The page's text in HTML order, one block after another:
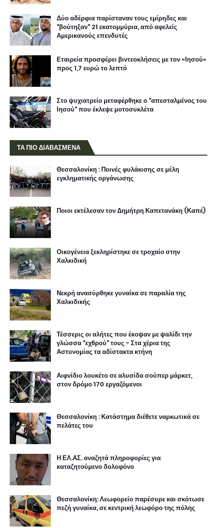
Δύο αδέρφια παρίσταναν τους εμίρηδες και
"βούτηξαν" 21 εκατομμύρια, από αφελείς
Αμερικανούς επενδυτές
Εταιρεία προσφέρει βιντεοκλήσεις με τον «Ιησού»
προς 1,7 ευρώ το λεπτό
Στο ψυχιατρείο μεταφέρθηκε ο "απεσταλμένος του
Ιησού" που έκλεψε μοτοσυκλέτα
ΤΑ ΠΙΟ ΔΙΑΒΑΣΜΕΝΑ
Θεσσαλονίκη : Ποινές φυλάκισης σε μέλη
εγκληματικής οργάνωσης
Ποιοι εκτέλεσαν τον Δημήτρη Καπετανάκη (Καπέ)
Οικογένεια ξεκληρίστηκε σε τροχαίο στην
Χαλκιδική
Νεκρή ανασύρθηκε γυναίκα σε παραλία της
Χαλκιδικής
Τέσσερις οι αλήτες που έκοψαν με ψαλίδι την
γλώσσα "εχθρού" τους - Στα χέρια της
Αστυνομίας τα αδίστακτα κτήνη
Αιφνίδιο λουκέτο σε αλυσίδα σούπερ μάρκετ,
στον δρόμο 170 εργαζόμενοι
Θεσσαλονίκη : Κατάστημα διέθετε ναρκωτικά σε
πελάτες του
Η ΕΛ.ΑΣ. αναζητά πληροφορίες για
καταζητούμενο δολοφόνο
Θεσσαλονίκη: Λεωφορείο παρέσυρε και σκότωσε
πεζή γυναίκα, σε κεντρική λεωφόρο της πόλης